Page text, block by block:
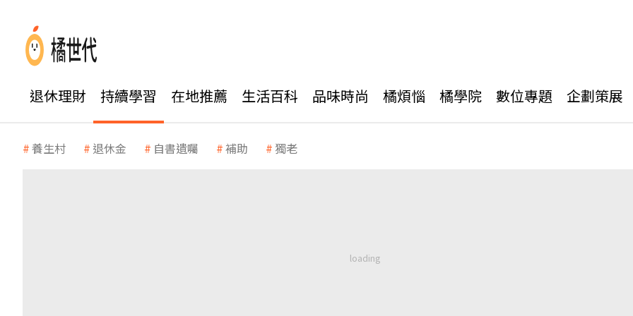
退休理財 持續學習 在地推薦 生活百科 品味時尚 橘煩惱 橘學院 數位專題 企劃策展
養生村 退休金 自書遺囑 補助 獨老